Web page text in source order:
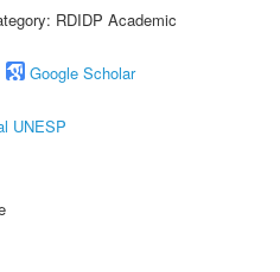
RDIDP Academic
Google Scholar
UNESP